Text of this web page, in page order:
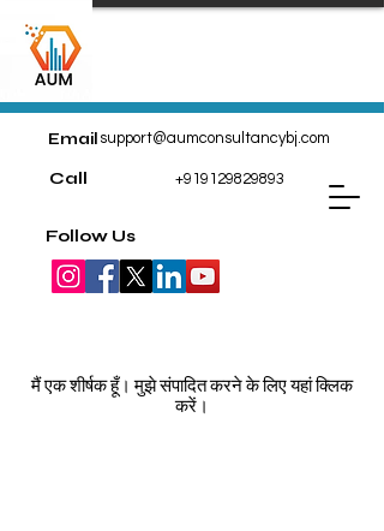
Email support@aumconsultancybj.com
Call +919129829893
Follow Us
मैं एक शीर्षक हूँ। मुझे संपादित करने के लिए यहां क्लिक
करें।